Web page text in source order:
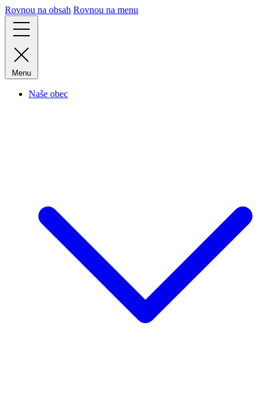
Rovnou na obsah Rovnou na menu
Menu
Naše obec